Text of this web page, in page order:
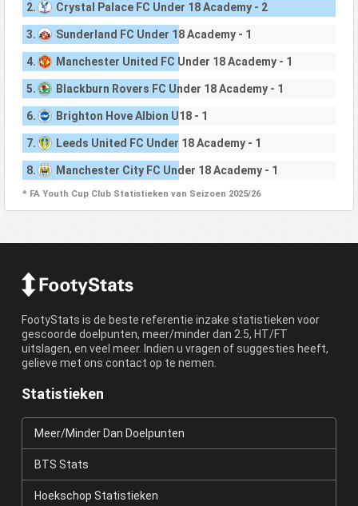
2. Crystal Palace FC Under 18 Academy - 2
3. Sunderland FC Under 18 Academy - 1
4. Manchester United FC Under 18 Academy - 1
5. Blackburn Rovers FC Under 18 Academy - 1
6. Brighton Hove Albion U18 - 1
7. Leeds United FC Under 18 Academy - 1
8. Manchester City FC Under 18 Academy - 1
* FA Youth Cup Club Statistieken van Seizoen 2025/26
FootyStats is de beste referentie inzake statistieken voor
gescoorde doelpunten, meer/minder dan 2.5, HT/FT
uitslagen, en veel meer. Indien u vragen of suggesties heeft,
gelieve met ons contact op te nemen.
Statistieken
Meer/Minder Dan Doelpunten
BTS Stats
Hoekschop Statistieken